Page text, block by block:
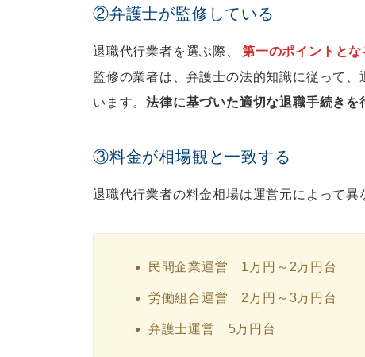
②弁護士が監修している
退職代行業者を選ぶ際、 第一のポイントとな
監修の業者は、弁護士の法的知識に従って
います。法律に基づいた適切な退職手続きを
③料金が相場観と一致する
退職代行業者の料金相場は運営元によって異
民間企業運営 1万円～2万円台
労働組合運営 2万円～3万円台
弁護士運営 5万円台